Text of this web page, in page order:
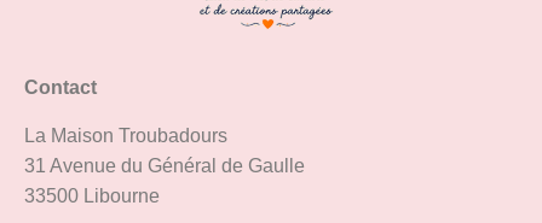
Contact
La Maison Troubadours
31 Avenue du Général de Gaulle
33500 Libourne